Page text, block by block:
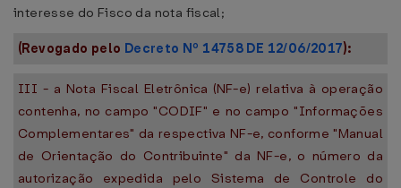
interesse do Fisco da nota fiscal;
(Revogado pelo Decreto Nº 14758 DE 12/06/2017):
III - a Nota Fiscal Eletrônica (NF-e) relativa à operação
contenha, no campo "CODIF" e no campo "Informações
Complementares" da respectiva NF-e, conforme "Manual
de Orientação do Contribuinte" da NF-e, o número da
autorização expedida pelo Sistema de Controle do